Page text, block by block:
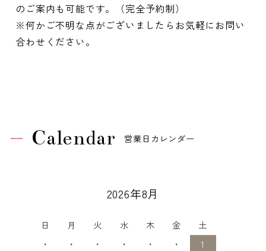
のご案内も可能です。（完全予約制）
※何かご不明な点がございましたらお気軽にお問い
合わせください。
Calendar 営業日カレンダー
2026年8月
日 月 火 水 木 金
土
・
・ ・ ・ ・ ・
1